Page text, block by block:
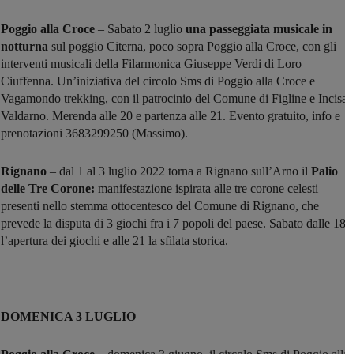
Poggio alla Croce – Sabato 2 luglio una passeggiata musicale in
notturna sul poggio Citerna, poco sopra Poggio alla Croce, con gli
interventi musicali della Filarmonica Giuseppe Verdi di Loro
Ciuffenna. Un’iniziativa del circolo Sms di Poggio alla Croce e
Vagamondo trekking, con il patrocinio del Comune di Figline e
Valdarno. Merenda alle 20 e partenza alle 21. Evento gratuito, info e
prenotazioni 3683299250 (Massimo).
Rignano – dal 1 al 3 luglio 2022 torna a Rignano sull’Arno il Palio
delle Tre Corone: manifestazione ispirata alle tre corone celesti
presenti nello stemma ottocentesco del Comune di Rignano, che
prevede la disputa di 3 giochi fra i 7 popoli del paese. Sabato dalle 18
l’apertura dei giochi e alle 21 la sfilata storica.
DOMENICA 3 LUGLIO